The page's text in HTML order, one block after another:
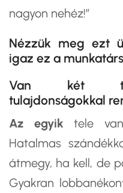
nagyon nehéz!”
Nézzük meg ezt
igaz ez a
Van két
tulajdonságokkal
Az egyik tele van
Hatalmas
átmegy, ha kell, de
Gyakran